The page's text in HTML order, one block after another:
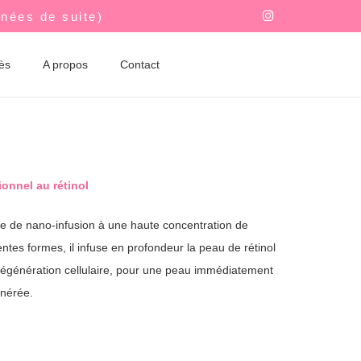
de suite)
A propos Contact
au rétinol
de nano-infusion à une haute concentration de
formes, il infuse en profondeur la peau de rétinol
cellulaire, pour une peau immédiatement